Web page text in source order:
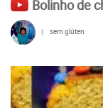
Bolinho de
| sem glúten